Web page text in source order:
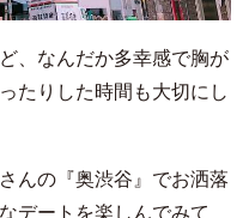
、なんだか多幸感で胸が
たりした時間も大切にし
んの『奥渋谷』でお洒落
デートを楽しんでみて